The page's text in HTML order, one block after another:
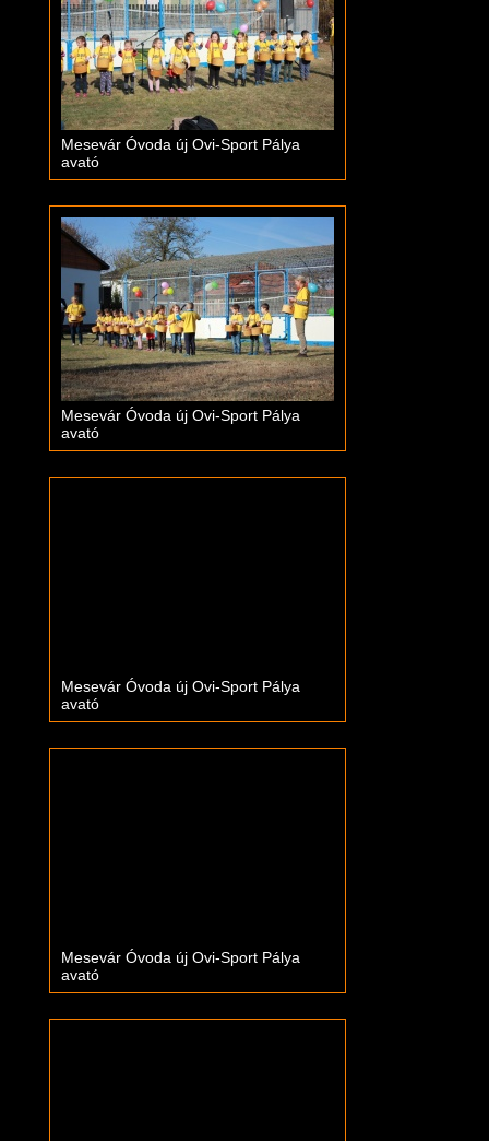
Mesevár Óvoda új Ovi-Sport Pálya
avató
Mesevár Óvoda új Ovi-Sport Pálya
avató
Mesevár Óvoda új Ovi-Sport Pálya
avató
Mesevár Óvoda új Ovi-Sport Pálya
avató